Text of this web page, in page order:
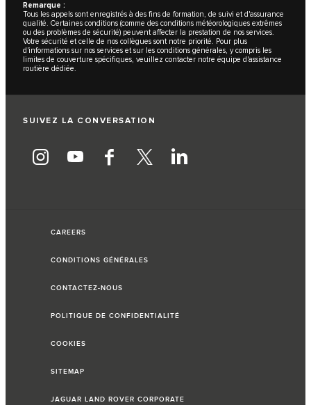
Remarque :
Tous les appels sont enregistrés à des fins de formation, de suivi et d'assurance
qualité. Certaines conditions (comme des conditions météorologiques extrêmes
ou des problèmes de sécurité) peuvent affecter la prestation de nos services.
Votre sécurité et celle de nos collègues sont notre priorité. Pour plus
d'informations sur nos services et sur les conditions générales, y compris les
limites de couverture spécifiques, veuillez contacter notre équipe d'assistance
routière dédiée.
SUIVEZ LA CONVERSATION
CAREERS
CONDITIONS GÉNÉRALES
CONTACTEZ-NOUS
POLITIQUE DE CONFIDENTIALITÉ
COOKIES
SITEMAP
JAGUAR LAND ROVER CORPORATE